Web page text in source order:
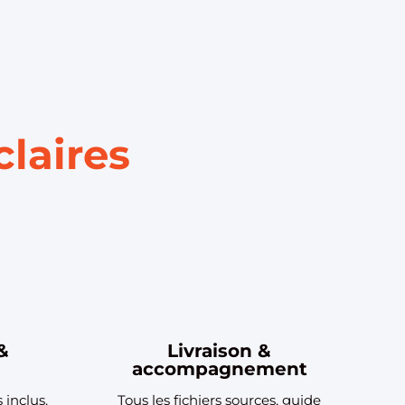
inclus.
Livraison &
accompagnement
Tous les fichiers sources, guide